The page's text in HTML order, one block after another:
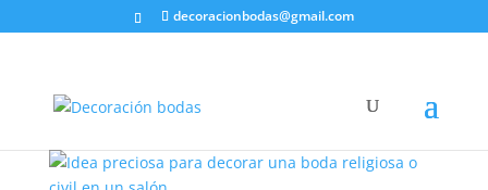
decoracionbodas@gmail.com